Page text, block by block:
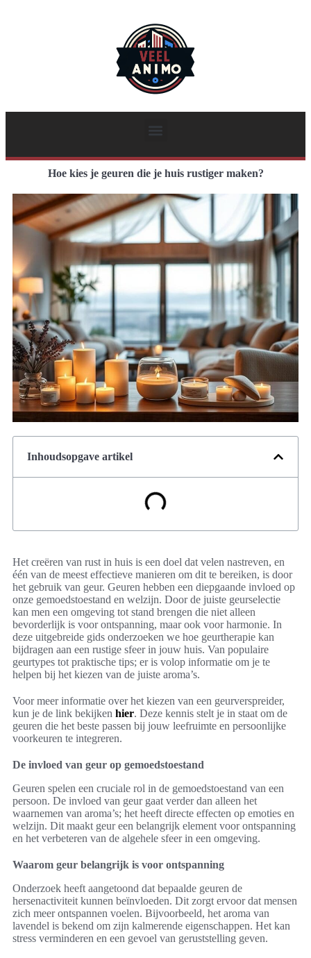
Hoe kies je geuren die je huis rustiger maken?
Inhoudsopgave artikel
Het creëren van rust in huis is een doel dat velen nastreven, en
één van de meest effectieve manieren om dit te bereiken, is door
het gebruik van geur. Geuren hebben een diepgaande invloed op
onze gemoedstoestand en welzijn. Door de juiste geurselectie
kan men een omgeving tot stand brengen die niet alleen
bevorderlijk is voor ontspanning, maar ook voor harmonie. In
deze uitgebreide gids onderzoeken we hoe geurtherapie kan
bijdragen aan een rustige sfeer in jouw huis. Van populaire
geurtypes tot praktische tips; er is volop informatie om je te
helpen bij het kiezen van de juiste aroma’s.
Voor meer informatie over het kiezen van een geurverspreider,
kun je de link bekijken hier. Deze kennis stelt je in staat om de
geuren die het beste passen bij jouw leefruimte en persoonlijke
voorkeuren te integreren.
De invloed van geur op gemoedstoestand
Geuren spelen een cruciale rol in de gemoedstoestand van een
persoon. De invloed van geur gaat verder dan alleen het
waarnemen van aroma’s; het heeft directe effecten op emoties en
welzijn. Dit maakt geur een belangrijk element voor ontspanning
en het verbeteren van de algehele sfeer in een omgeving.
Waarom geur belangrijk is voor ontspanning
Onderzoek heeft aangetoond dat bepaalde geuren de
hersenactiviteit kunnen beïnvloeden. Dit zorgt ervoor dat mensen
zich meer ontspannen voelen. Bijvoorbeeld, het aroma van
lavendel is bekend om zijn kalmerende eigenschappen. Het kan
stress verminderen en een gevoel van geruststelling geven.